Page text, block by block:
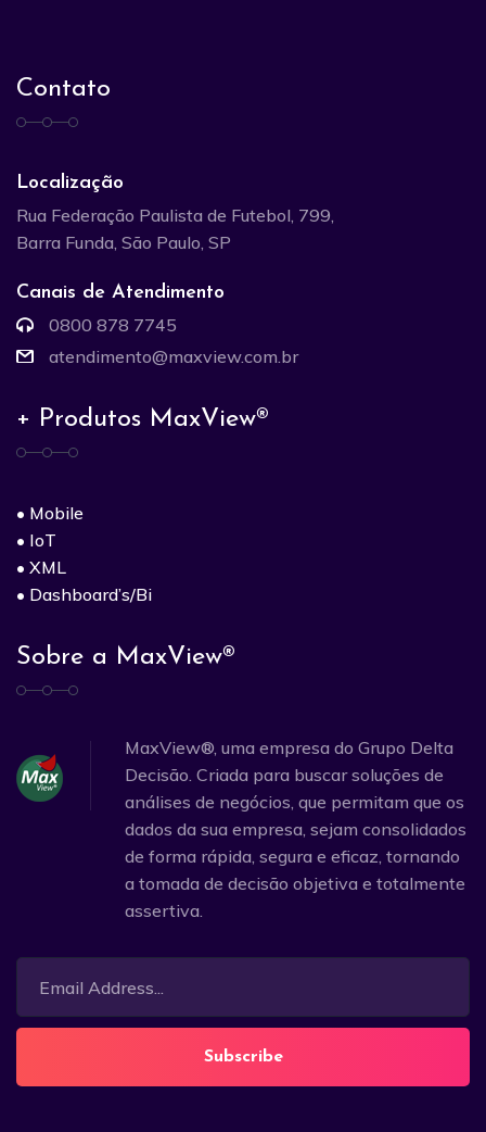
Contato
Localização
Rua Federação Paulista de Futebol, 799,
Barra Funda, São Paulo, SP
Canais de Atendimento
0800 878 7745
atendimento@maxview.com.br
+ Produtos MaxView®
• Mobile
• IoT
• XML
• Dashboard’s/Bi
Sobre a MaxView®
MaxView®, uma empresa do Grupo Delta
Decisão. Criada para buscar soluções de
análises de negócios, que permitam que os
dados da sua empresa, sejam consolidados
de forma rápida, segura e eficaz, tornando
a tomada de decisão objetiva e totalmente
assertiva.
Subscribe